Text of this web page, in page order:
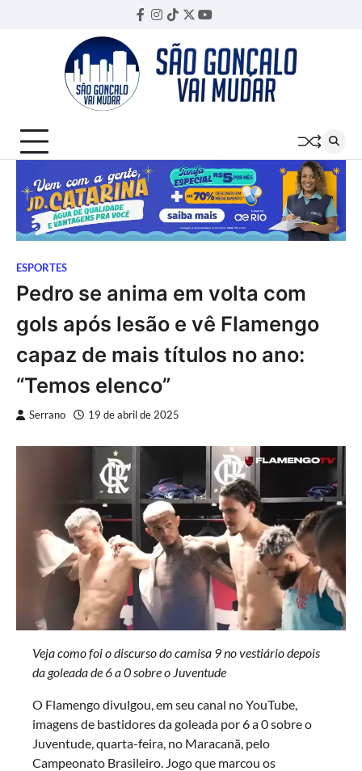
Facebook
Instagram
TikTok
TwitterYouTube
ESPORTES
Pedro se anima em volta com
gols após lesão e vê Flamengo
capaz de mais títulos no ano:
“Temos elenco”
Serrano 19 de abril de 2025
Veja como foi o discurso do camisa 9 no vestiário depois
da goleada de 6 a 0 sobre o Juventude
O Flamengo divulgou, em seu canal no YouTube,
imagens de bastidores da goleada por 6 a 0 sobre o
Juventude, quarta-feira, no Maracanã, pelo
Campeonato Brasileiro. Jogo que marcou os